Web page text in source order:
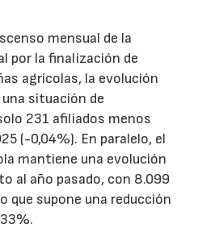
mensual de la
por la finalización de
agrícolas, la evolución
situación de
231 afiliados menos
(-0,04%). En paralelo, el
mantiene una evolución
al año pasado, con 8.099
que supone una reducción